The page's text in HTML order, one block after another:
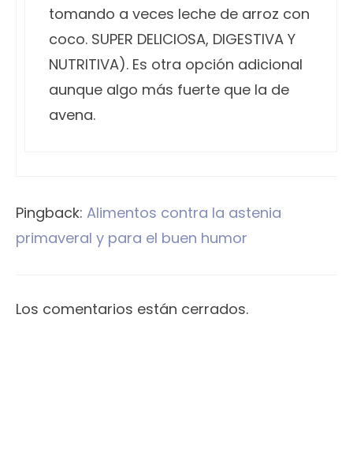
tomando a veces leche de arroz con
coco. SUPER DELICIOSA, DIGESTIVA Y
NUTRITIVA). Es otra opción adicional
aunque algo más fuerte que la de
avena.
Pingback: Alimentos contra la astenia
primaveral y para el buen humor
Los comentarios están cerrados.